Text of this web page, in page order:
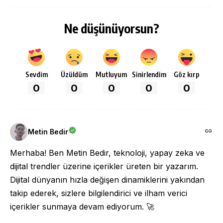
Ne düşünüyorsun?
Sevdim
0
Üzüldüm
0
Mutluyum
0
Sinirlendim
0
Göz kırp
0
Metin Bedir
Merhaba! Ben Metin Bedir, teknoloji, yapay zeka ve
dijital trendler üzerine içerikler üreten bir yazarım.
Dijital dünyanın hızla değişen dinamiklerini yakından
takip ederek, sizlere bilgilendirici ve ilham verici
içerikler sunmaya devam ediyorum. 🚀